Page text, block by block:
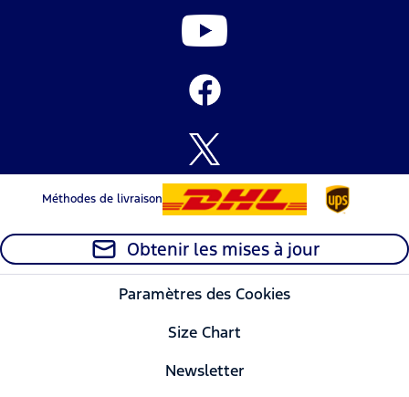
Méthodes de livraison
Obtenir les mises à jour
Paramètres des Cookies
Size Chart
Newsletter